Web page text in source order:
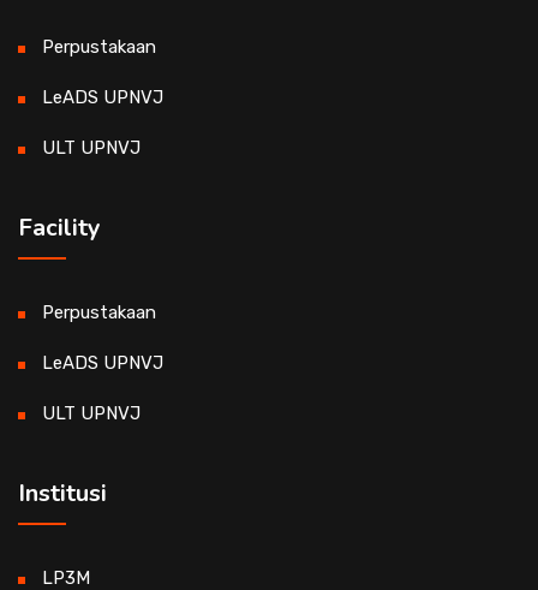
Perpustakaan
LeADS UPNVJ
ULT UPNVJ
Facility
Perpustakaan
LeADS UPNVJ
ULT UPNVJ
Institusi
LP3M